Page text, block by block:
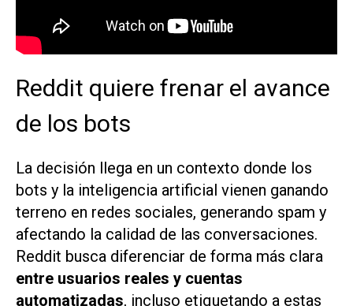
Reddit quiere frenar el avance
de los bots
La decisión llega en un contexto donde los
bots y la inteligencia artificial vienen ganando
terreno en redes sociales, generando spam y
afectando la calidad de las conversaciones.
Reddit busca diferenciar de forma más clara
entre usuarios reales y cuentas
automatizadas, incluso etiquetando a estas